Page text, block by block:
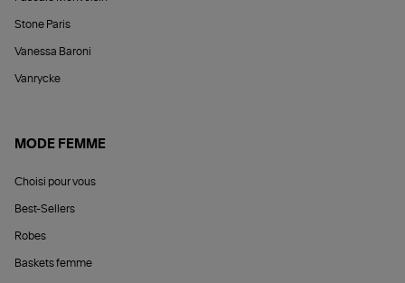
Stone Paris
Vanessa Baroni
Vanrycke
MODE FEMME
Choisi pour vous
Best-Sellers
Robes
Baskets femme